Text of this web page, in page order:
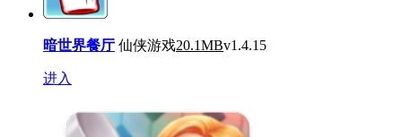
暗世界餐厅 仙侠游戏20.1MBv1.4.15
进入